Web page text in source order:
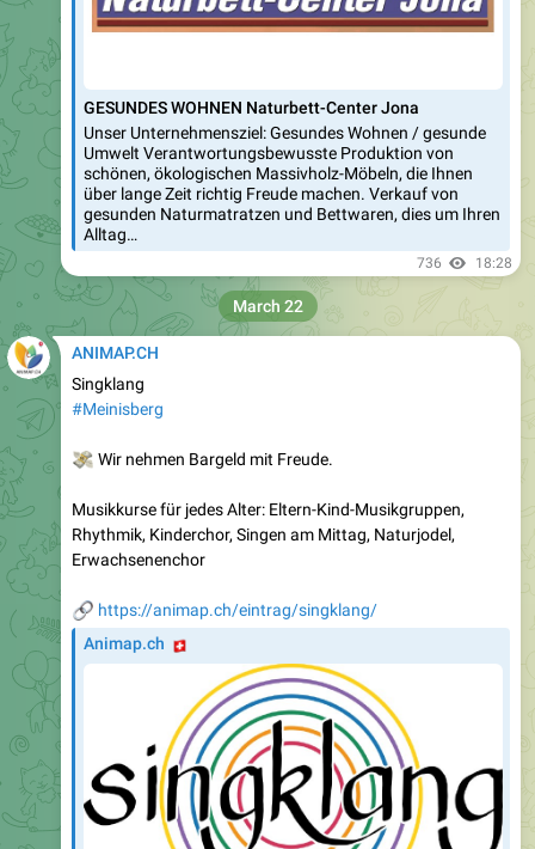
GESUNDES WOHNEN Naturbett-Center Jona
Unser Unternehmensziel: Gesundes Wohnen / gesunde
Umwelt Verantwortungsbewusste Produktion von
schönen, ökologischen Massivholz-Möbeln, die Ihnen
über lange Zeit richtig Freude machen. Verkauf von
gesunden Naturmatratzen und Bettwaren, dies um Ihren
Alltag…
736 18:28
ANIMAP.CH
Singklang
#Meinisberg
Wir nehmen Bargeld mit Freude.
Musikkurse für jedes Alter: Eltern-Kind-Musikgruppen,
Rhythmik, Kinderchor, Singen am Mittag, Naturjodel,
Erwachsenenchor
https://animap.ch/eintrag/singklang/
Animap.ch
🇨🇭
March 22